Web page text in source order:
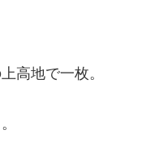
高地で一枚。